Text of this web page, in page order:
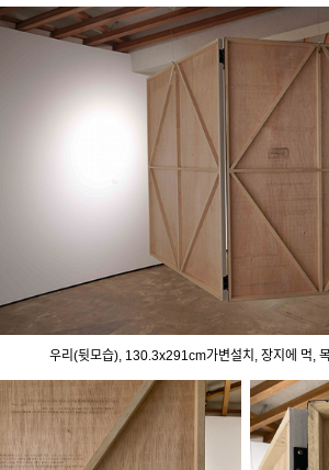
우리(뒷모습), 130.3x291cm가변설치, 장지에 먹,